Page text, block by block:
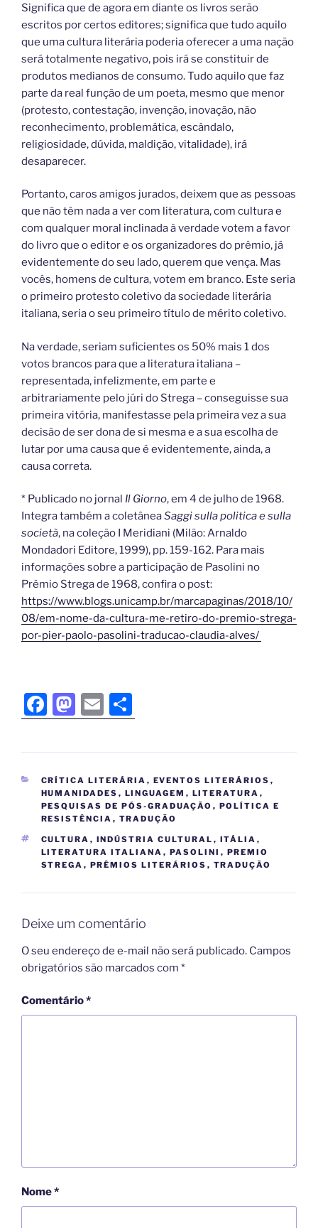
Significa que de agora em diante os livros serão
escritos por certos editores; significa que tudo aquilo
que uma cultura literária poderia oferecer a uma nação
será totalmente negativo, pois irá se constituir de
produtos medianos de consumo. Tudo aquilo que faz
parte da real função de um poeta, mesmo que menor
(protesto, contestação, invenção, inovação, não
reconhecimento, problemática, escândalo,
religiosidade, dúvida, maldição, vitalidade), irá
desaparecer.
Portanto, caros amigos jurados, deixem que as pessoas
que não têm nada a ver com literatura, com cultura e
com qualquer moral inclinada à verdade votem a favor
do livro que o editor e os organizadores do prêmio, já
evidentemente do seu lado, querem que vença. Mas
vocês, homens de cultura, votem em branco. Este seria
o primeiro protesto coletivo da sociedade literária
italiana, seria o seu primeiro título de mérito coletivo.
Na verdade, seriam suficientes os 50% mais 1 dos
votos brancos para que a literatura italiana –
representada, infelizmente, em parte e
arbitrariamente pelo júri do Strega – conseguisse sua
primeira vitória, manifestasse pela primeira vez a sua
decisão de ser dona de si mesma e a sua escolha de
lutar por uma causa que é evidentemente, ainda, a
causa correta.
* Publicado no jornal Il Giorno, em 4 de julho de 1968.
Integra também a coletâneaSaggi sulla politica e sulla
società, na coleção I Meridiani (Milão: Arnaldo
Mondadori Editore, 1999), pp. 159-162. Para mais
informações sobre a participação de Pasolini no
Prêmio Strega de 1968, confira o post:
https://www.blogs.unicamp.br/marcapaginas/2018/10/
08/em-nome-da-cultura-me-retiro-do-premio-strega-
por-pier-paolo-pasolini-traducao-claudia-alves/
F
a
c
e
b
o
o
k
M
a
st
o
d
o
n
E
m
ai
l
h
ar
e
CRÍTICA LITERÁRIA , EVENTOS LITERÁRIOS ,
HUMANIDADES , LINGUAGEM , LITERATURA ,
PESQUISAS DE PÓS-GRADUAÇÃO , POLÍTICA E
RESISTÊNCIA , TRADUÇÃO
CULTURA , INDÚSTRIA CULTURAL , ITÁLIA ,
LITERATURA ITALIANA , PASOLINI , PREMIO
STREGA , PRÊMIOS LITERÁRIOS , TRADUÇÃO
Deixe um comentário
O seu endereço de e-mail não será publicado. Campos
obrigatórios são marcados com *
Comentário*
Nome*